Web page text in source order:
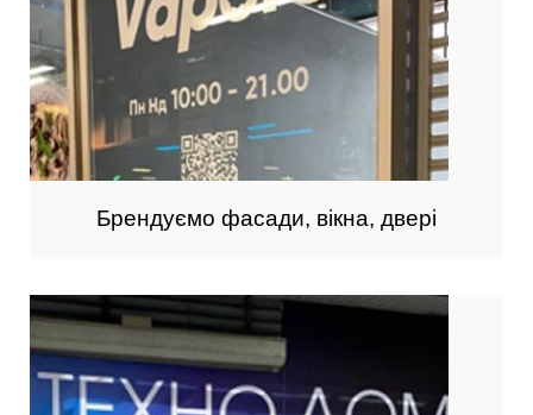
Брендуємо фасади, вікна, двері